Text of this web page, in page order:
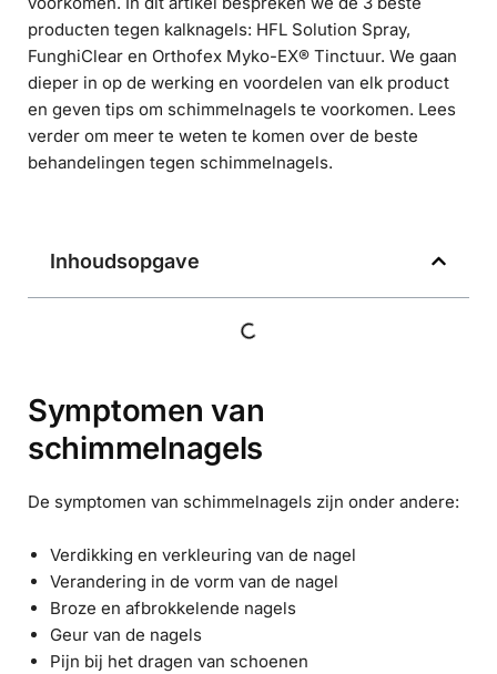
producten tegen kalknagels: HFL Solution Spray,
FunghiClear en Orthofex Myko-EX® Tinctuur. We gaan
dieper in op de werking en voordelen van elk product
en geven tips om schimmelnagels te voorkomen. Lees
verder om meer te weten te komen over de beste
behandelingen tegen schimmelnagels.
Inhoudsopgave
Symptomen van
schimmelnagels
De symptomen van schimmelnagels zijn onder andere:
Verdikking en verkleuring van de nagel
Verandering in de vorm van de nagel
Broze en afbrokkelende nagels
Geur van de nagels
Pijn bij het dragen van schoenen